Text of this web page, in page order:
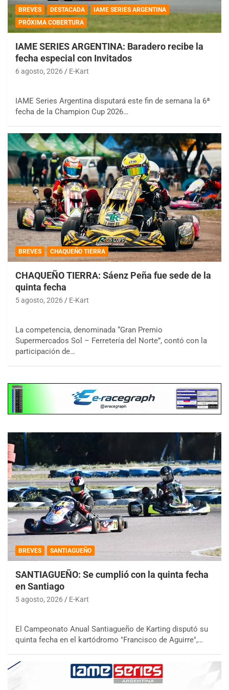
BREVES DESTACADA
IAME SERIES ARGENTINA
PRÓXIMA COBERTURA
IAME SERIES ARGENTINA: Baradero recibe la
fecha especial con Invitados
6 agosto, 2026 E-Kart
IAME Series Argentina disputará este fin de semana la 6ª
fecha de la Champion Cup 2026…
BREVES CHAQUEÑO TIERRA
CHAQUEÑO TIERRA: Sáenz Peña fue sede de la
quinta fecha
5 agosto, 2026 E-Kart
La competencia, denominada “Gran Premio
Supermercados Sol – Ferretería del Norte”, contó con la
participación de…
BREVES SANTIAGUEÑO
SANTIAGUEÑO: Se cumplió con la quinta fecha
en Santiago
5 agosto, 2026 E-Kart
El Campeonato Anual Santiagueño de Karting disputó su
quinta fecha en el kartódromo "Francisco de Aguirre",…